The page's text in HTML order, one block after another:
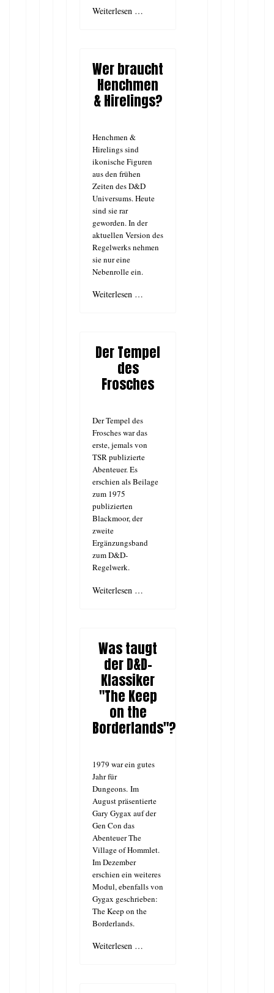
Weiterlesen …
Wer braucht
Henchmen
& Hirelings?
Henchmen &
Hirelings sind
ikonische Figuren
aus den frühen
Zeiten des D&D
Universums. Heute
sind sie rar
geworden. In der
aktuellen Version des
Regelwerks nehmen
sie nur eine
Nebenrolle ein.
Weiterlesen …
Der Tempel
des
Frosches
Der Tempel des
Frosches war das
erste, jemals von
TSR publizierte
Abenteuer. Es
erschien als Beilage
zum 1975
publizierten
Blackmoor, der
zweite
Ergänzungsband
zum D&D-
Regelwerk.
Weiterlesen …
Was taugt
der D&D-
Klassiker
"The Keep
on the
Borderlands"?
1979 war ein gutes
Jahr für
Dungeons. Im
August präsentierte
Gary Gygax auf der
Gen Con das
Abenteuer The
Village of Hommlet.
Im Dezember
erschien ein weiteres
Modul, ebenfalls von
Gygax geschrieben:
The Keep on the
Borderlands.
Weiterlesen …